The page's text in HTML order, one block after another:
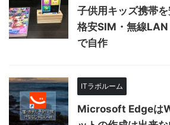
子供用キッズ携帯を
格安SIM・無線
で自作
ITラボルーム
Microsoft Edgeは